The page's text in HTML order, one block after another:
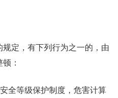
定，有下列行为之一的，由
：
全等级保护制度，危害计算